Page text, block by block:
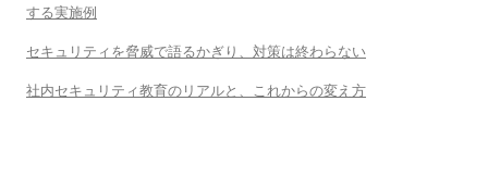
する実施例
セキュリティを脅威で語るかぎり、対策は終わらない
社内セキュリティ教育のリアルと、これからの変え方